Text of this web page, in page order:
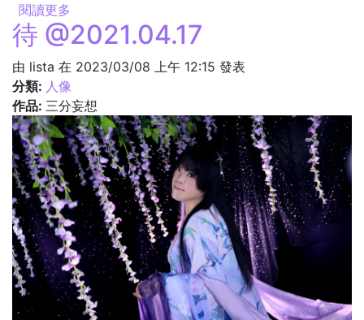
閱讀更多
待 @2021.04.17
由 lista 在 2023/03/08 上午 12:15 發表
分類: 人像
作品: 三分妄想